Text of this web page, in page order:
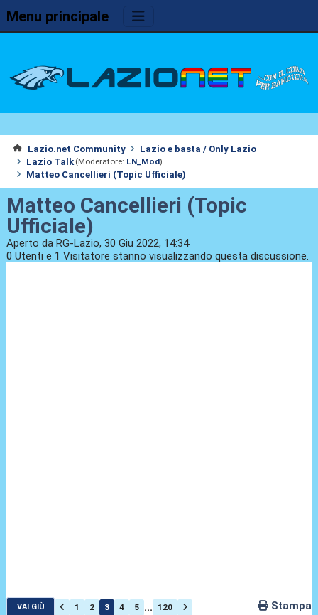
Menu principale
Lazio.net Community
Lazio e basta / Only Lazio
Lazio Talk (Moderatore: LN_Mod)
Matteo Cancellieri (Topic Ufficiale)
Matteo Cancellieri (Topic
Ufficiale)
Aperto da RG-Lazio, 30 Giu 2022, 14:34
0 Utenti e 1 Visitatore stanno visualizzando questa discussione.
VAI GIÙ 1 2 3 4 5 ... 120 Stampa